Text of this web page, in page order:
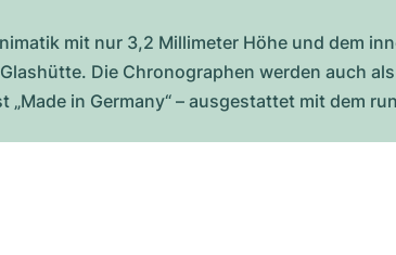
mit nur 3,2 Millimeter Höhe und dem
Die Chronographen werden auch
in Germany“ – ausgestattet mit dem